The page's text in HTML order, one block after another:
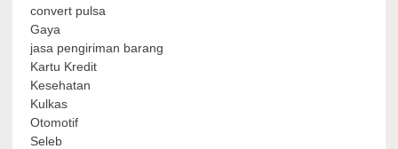
convert pulsa
Gaya
jasa pengiriman barang
Kartu Kredit
Kesehatan
Kulkas
Otomotif
Seleb